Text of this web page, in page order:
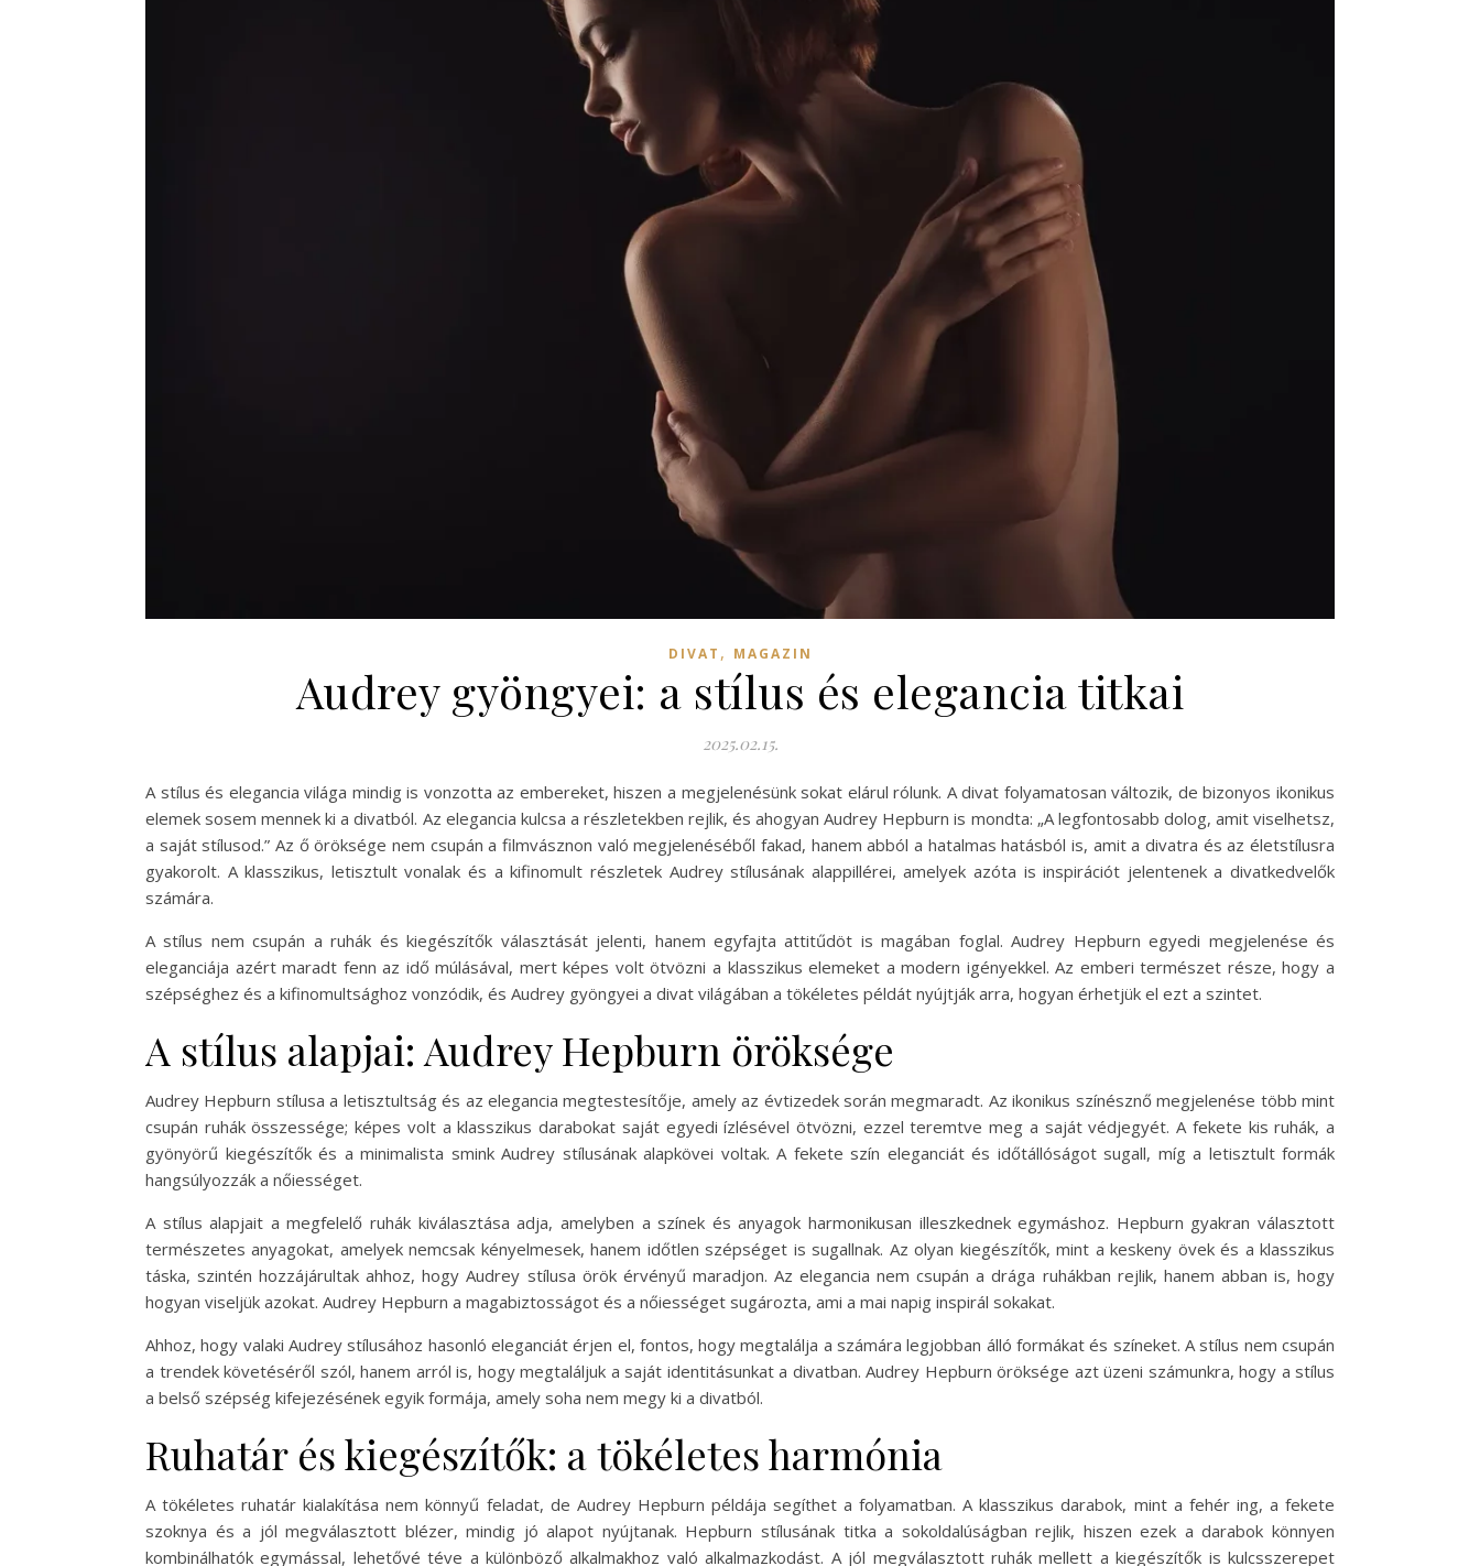
DIVAT , MAGAZIN
Audrey gyöngyei: a stílus és elegancia titkai
2025.02.15.
A stílus és elegancia világa mindig is vonzotta az embereket, hiszen a megjelenésünk sokat elárul rólunk. A divat folyamatosan változik, de bizonyos ikonikus
elemek sosem mennek ki a divatból. Az elegancia kulcsa a részletekben rejlik, és ahogyan Audrey Hepburn is mondta: „A legfontosabb dolog, amit viselhetsz,
a saját stílusod.” Az ő öröksége nem csupán a filmvásznon való megjelenéséből fakad, hanem abból a hatalmas hatásból is, amit a divatra és az életstílusra
gyakorolt. A klasszikus, letisztult vonalak és a kifinomult részletek Audrey stílusának alappillérei, amelyek azóta is inspirációt jelentenek a divatkedvelők
számára.
A stílus nem csupán a ruhák és kiegészítők választását jelenti, hanem egyfajta attitűdöt is magában foglal. Audrey Hepburn egyedi megjelenése és
eleganciája azért maradt fenn az idő múlásával, mert képes volt ötvözni a klasszikus elemeket a modern igényekkel. Az emberi természet része, hogy a
szépséghez és a kifinomultsághoz vonzódik, és Audrey gyöngyei a divat világában a tökéletes példát nyújtják arra, hogyan érhetjük el ezt a szintet.
A stílus alapjai: Audrey Hepburn öröksége
Audrey Hepburn stílusa a letisztultság és az elegancia megtestesítője, amely az évtizedek során megmaradt. Az ikonikus színésznő megjelenése több mint
csupán ruhák összessége; képes volt a klasszikus darabokat saját egyedi ízlésével ötvözni, ezzel teremtve meg a saját védjegyét. A fekete kis ruhák, a
gyönyörű kiegészítők és a minimalista smink Audrey stílusának alapkövei voltak. A fekete szín eleganciát és időtállóságot sugall, míg a letisztult formák
hangsúlyozzák a nőiességet.
A stílus alapjait a megfelelő ruhák kiválasztása adja, amelyben a színek és anyagok harmonikusan illeszkednek egymáshoz. Hepburn gyakran választott
természetes anyagokat, amelyek nemcsak kényelmesek, hanem időtlen szépséget is sugallnak. Az olyan kiegészítők, mint a keskeny övek és a klasszikus
táska, szintén hozzájárultak ahhoz, hogy Audrey stílusa örök érvényű maradjon. Az elegancia nem csupán a drága ruhákban rejlik, hanem abban is, hogy
hogyan viseljük azokat. Audrey Hepburn a magabiztosságot és a nőiességet sugározta, ami a mai napig inspirál sokakat.
Ahhoz, hogy valaki Audrey stílusához hasonló eleganciát érjen el, fontos, hogy megtalálja a számára legjobban álló formákat és színeket. A stílus nem csupán
a trendek követéséről szól, hanem arról is, hogy megtaláljuk a saját identitásunkat a divatban. Audrey Hepburn öröksége azt üzeni számunkra, hogy a stílus
a belső szépség kifejezésének egyik formája, amely soha nem megy ki a divatból.
Ruhatár és kiegészítők: a tökéletes harmónia
A tökéletes ruhatár kialakítása nem könnyű feladat, de Audrey Hepburn példája segíthet a folyamatban. A klasszikus darabok, mint a fehér ing, a fekete
szoknya és a jól megválasztott blézer, mindig jó alapot nyújtanak. Hepburn stílusának titka a sokoldalúságban rejlik, hiszen ezek a darabok könnyen
kombinálhatók egymással, lehetővé téve a különböző alkalmakhoz való alkalmazkodást. A jól megválasztott ruhák mellett a kiegészítők is kulcsszerepet